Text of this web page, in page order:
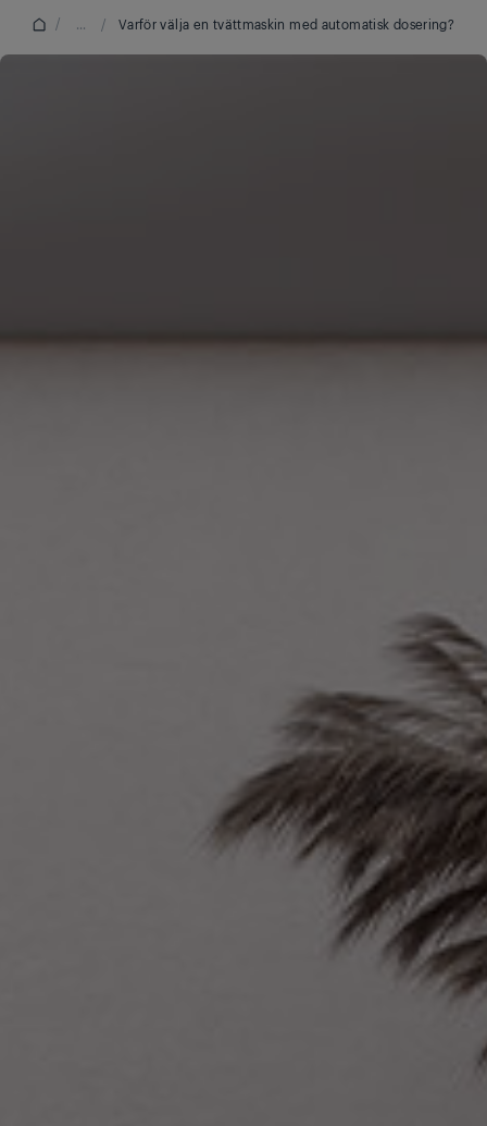
/ ... / Varför välja en tvättmaskin med automatisk dosering?